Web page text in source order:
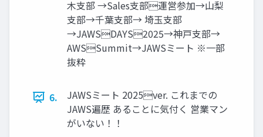
⽊⽀部 →Sales⽀部運営参加→⼭梨
⽀部→千葉⽀部→ 埼⽟⽀部
→JAWSDAYS2025→神⼾⽀部→
AWSSummit→JAWSミート ※⼀部
抜粋
6.
JAWSミート 2025ver. これまでの
JAWS遍歴 あることに気付く 営業マン
がいない！！